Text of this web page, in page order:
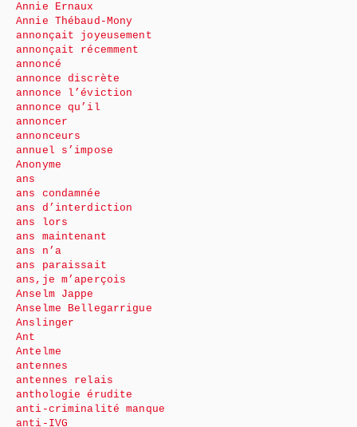
Annie Ernaux
Annie Thébaud-Mony
annonçait joyeusement
annonçait récemment
annoncé
annonce discrète
annonce l’éviction
annonce qu’il
annoncer
annonceurs
annuel s’impose
Anonyme
ans
ans condamnée
ans d’interdiction
ans lors
ans maintenant
ans n’a
ans paraissait
ans,je m’aperçois
Anselm Jappe
Anselme Bellegarrigue
Anslinger
Ant
Antelme
antennes
antennes relais
anthologie érudite
anti-criminalité manque
anti-IVG